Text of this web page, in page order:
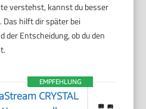
verstehst, kannst du besser
hilft dir später bei
der Entscheidung, ob du den
EMPFEHLUNG
CRYSTAL